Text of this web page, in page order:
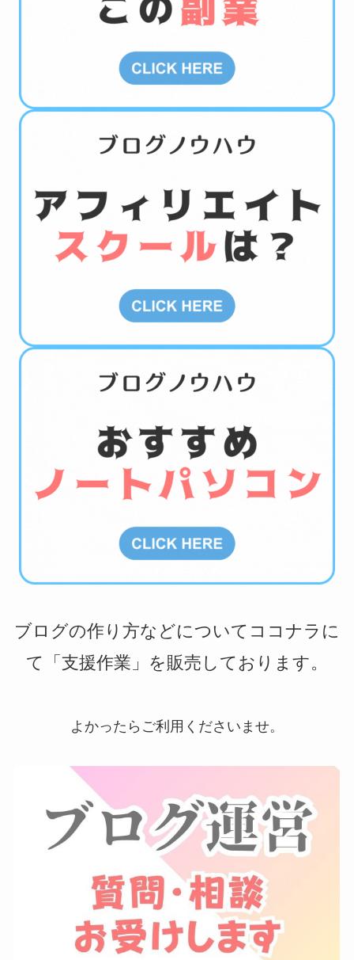
ブログの作り方などについてココナラに
て「支援作業」を販売しております。
よかったらご利用くださいませ。